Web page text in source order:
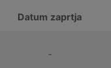
Datum zaprtja
-